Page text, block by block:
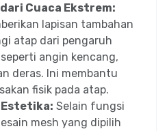
Cuaca Ekstrem:
lapisan tambahan
atap dari pengaruh
angin kencang,
deras. Ini membantu
fisik pada atap.
Estetika: Selain fungsi
mesh yang dipilih